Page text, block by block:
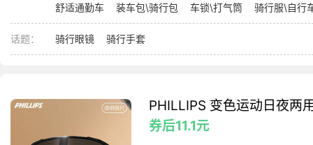
舒适通勤车
装车包\骑行包 车锁\打气筒 骑行服\自行
话题： 骑行眼镜 骑行手套
PHILLIPS 变色运动日夜两
券后11.1元